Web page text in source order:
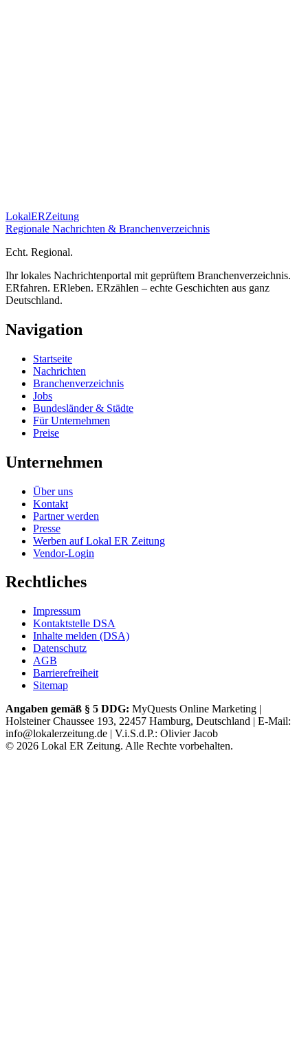
LokalERZeitung
Regionale Nachrichten & Branchenverzeichnis
Echt. Regional.
Ihr lokales Nachrichtenportal mit geprüftem Branchenverzeichnis.
ERfahren. ERleben. ERzählen – echte Geschichten aus ganz
Deutschland.
Navigation
Startseite
Nachrichten
Branchenverzeichnis
Jobs
Bundesländer & Städte
Für Unternehmen
Preise
Unternehmen
Über uns
Kontakt
Partner werden
Presse
Werben auf Lokal ER Zeitung
Vendor-Login
Rechtliches
Impressum
Kontaktstelle DSA
Inhalte melden (DSA)
Datenschutz
AGB
Barrierefreiheit
Sitemap
Angaben gemäß § 5 DDG: MyQuests Online Marketing |
Holsteiner Chaussee 193, 22457 Hamburg, Deutschland | E-Mail:
info@lokalerzeitung.de | V.i.S.d.P.: Olivier Jacob
© 2026 Lokal ER Zeitung. Alle Rechte vorbehalten.